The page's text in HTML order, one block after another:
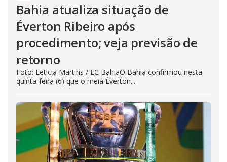
Bahia atualiza situação de
Éverton Ribeiro após
procedimento; veja previsão de
retorno
Foto: Leticia Martins / EC BahiaO Bahia confirmou nesta
quinta-feira (6) que o meia Éverton...